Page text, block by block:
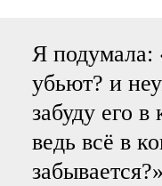
Я подумала:
убьют? и
забуду его
ведь всё в